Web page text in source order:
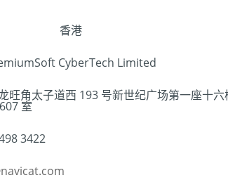
香港
CyberTech Limited
旺角太子道西 193 号新世纪广场第一座十六
室
3422